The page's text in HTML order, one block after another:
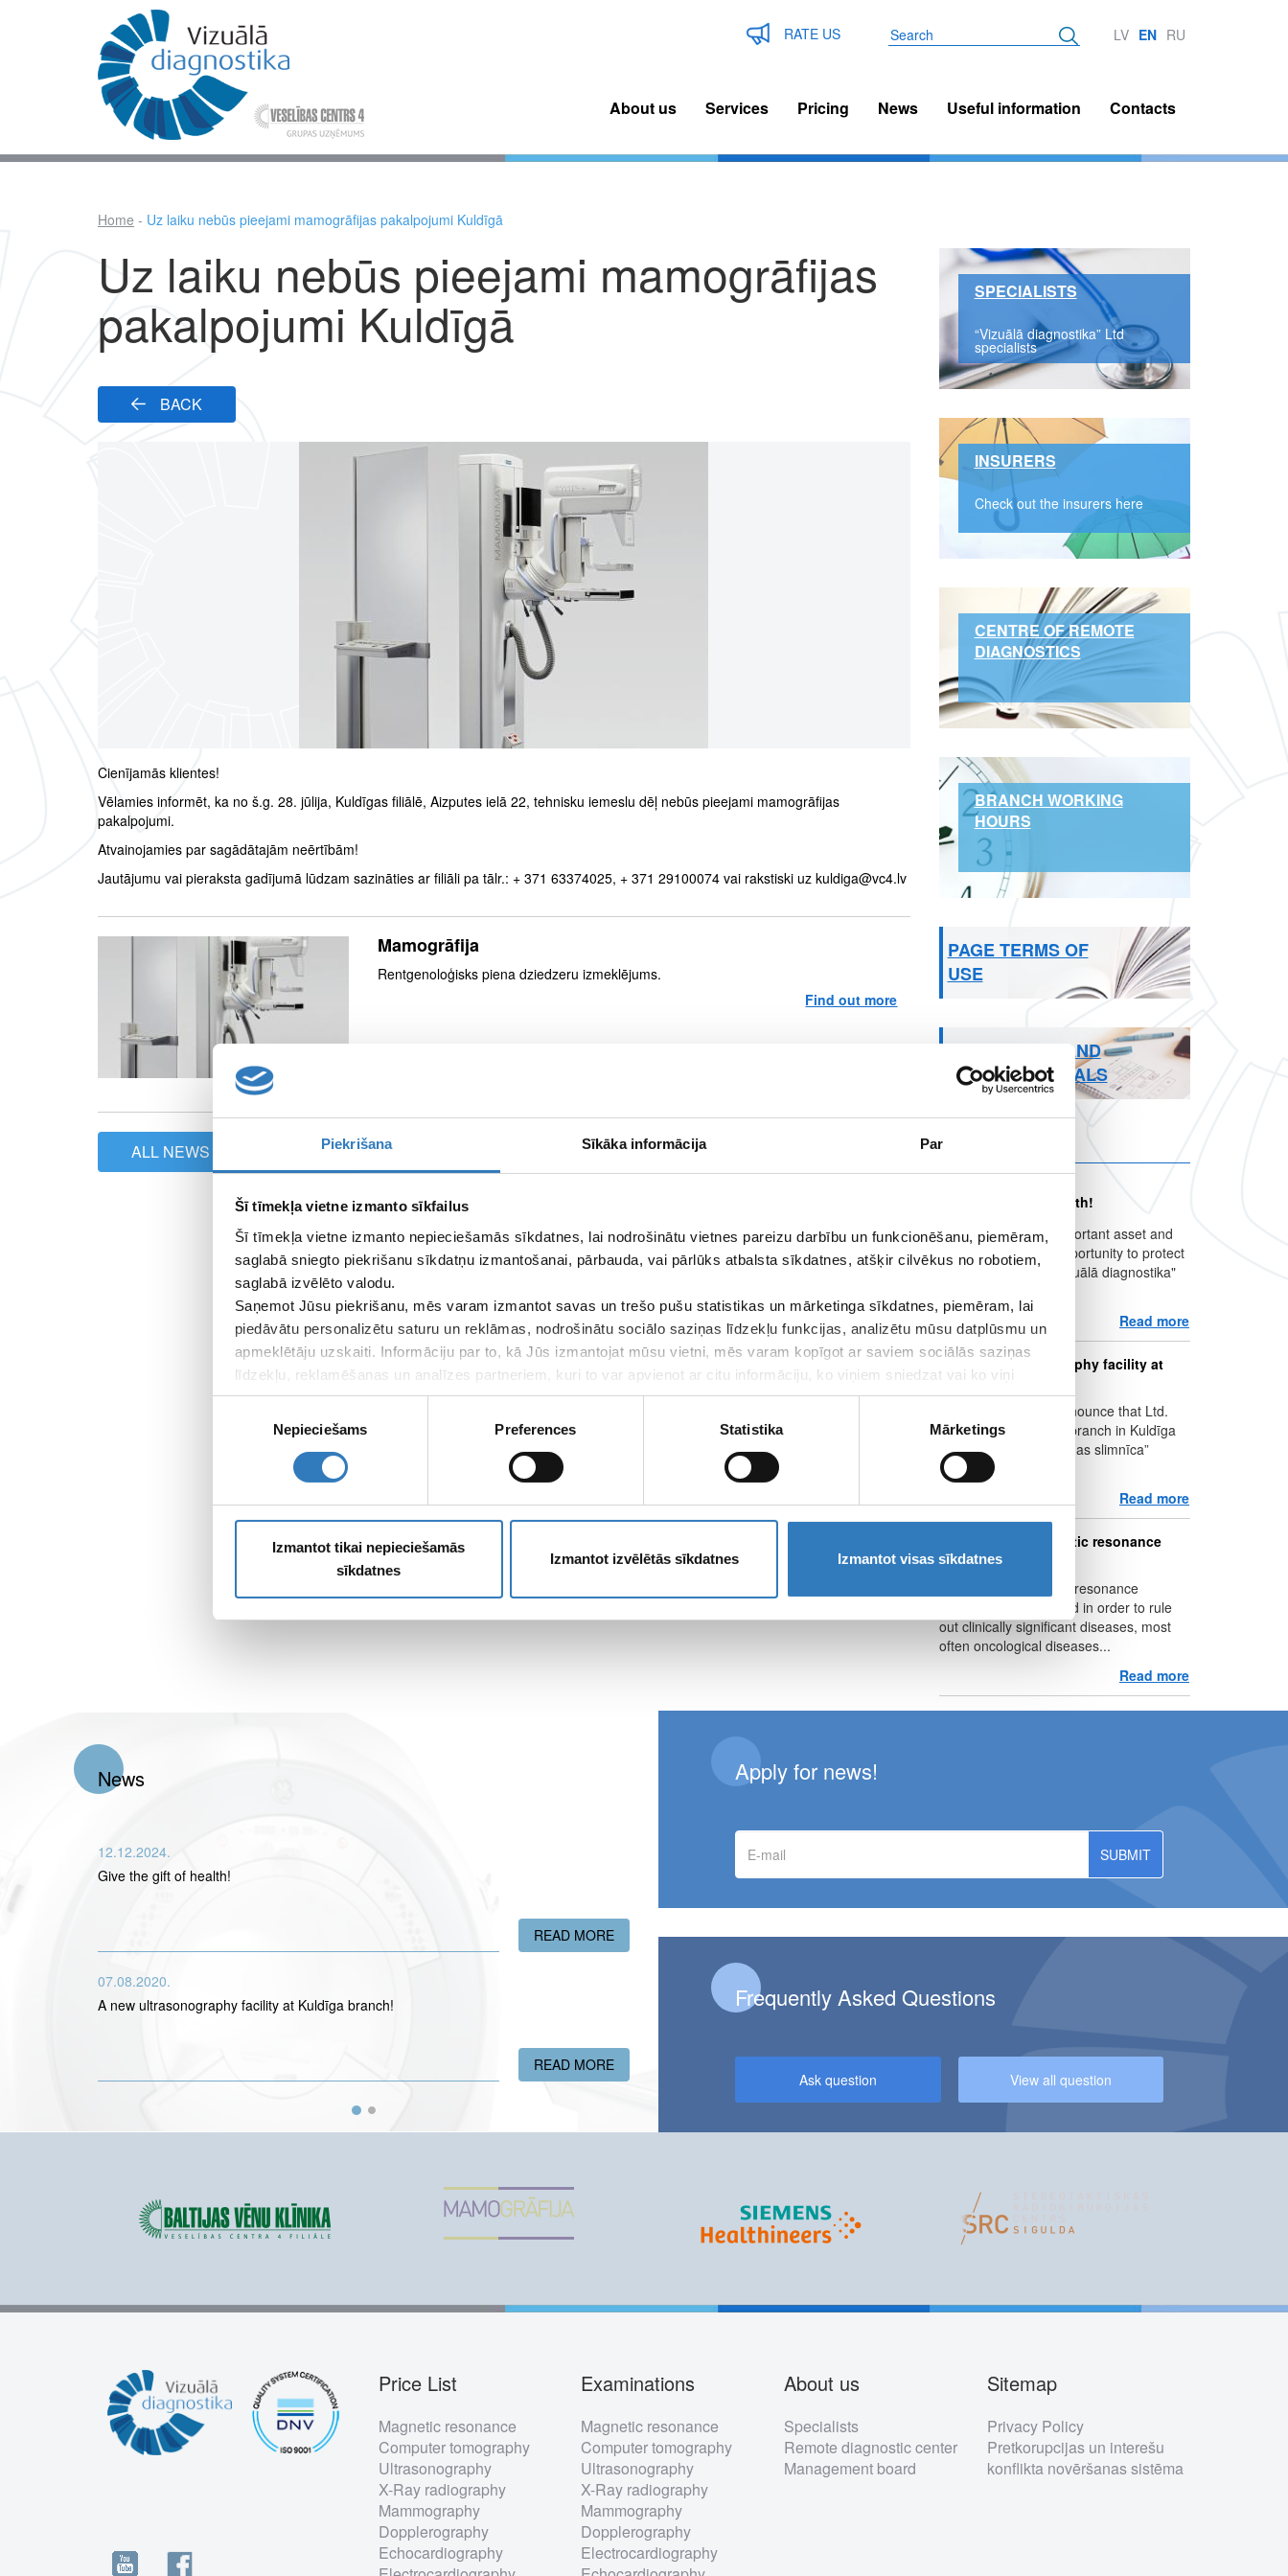
Piekrišana Sīkāka informācija Par
Šī tīmekļa vietne izmanto sīkfailus
Šī tīmekļa vietne izmanto nepieciešamās sīkdatnes, lai nodrošinātu vietnes pareizu darbību un funkcionēšanu, piemēram,
saglabā sniegto piekrišanu sīkdatņu izmantošanai, pārbauda, vai pārlūks atbalsta sīkdatnes, atšķir cilvēkus no robotiem,
saglabā izvēlēto valodu.
Saņemot Jūsu piekrišanu, mēs varam izmantot savas un trešo pušu statistikas un mārketinga sīkdatnes, piemēram, lai
piedāvātu personalizētu saturu un reklāmas, nodrošinātu sociālo saziņas līdzekļu funkcijas, analizētu mūsu datplūsmu un
apmeklētāju uzskaiti. Informāciju par to, kā Jūs izmantojat mūsu vietni, mēs varam kopīgot ar saviem sociālās saziņas
līdzekļu, reklamēšanas un analīzes partneriem, kuri to var apvienot ar citu informāciju, ko viņiem sniedzat vai ko viņi
apkopo, kad lietojat viņu pakalpojumus.
Nepieciešams Preferences Statistika Mārketings
Izmantot tikai nepieciešamās
sīkdatnes
Izmantot izvēlētās sīkdatnes Izmantot visas sīkdatnes
LV EN RU
Search
RATE US
navigation
About us Services Pricing News Useful information Contacts
Home Uz laiku nebūs pieejami mamogrāfijas pakalpojumi Kuldīgā
Uz laiku nebūs pieejami mamogrāfijas
pakalpojumi Kuldīgā
BACK
Cienījamās klientes!
Vēlamies informēt, ka no š.g. 28. jūlija, Kuldīgas filiālē, Aizputes ielā 22, tehnisku iemeslu dēļ nebūs pieejami mamogrāfijas
pakalpojumi.
Atvainojamies par sagādātajām neērtībām!
Jautājumu vai pieraksta gadījumā lūdzam sazināties ar filiāli pa tālr.: + 371 63374025, + 371 29100074 vai rakstiski uz kuldiga@vc4.lv
Mamogrāfija
Rentgenoloģisks piena dziedzeru izmeklējums.
Find out more about Mamogrāfija
ALL NEWS
Facebook Twitter Pinterest Print
SPECIALISTS
“Vizuālā diagnostika” Ltd
specialists
INSURERS
Check out the insurers here
CENTRE OF REMOTE
DIAGNOSTICS
BRANCH WORKING
HOURS
PAGE TERMS OF
USE
PROPERTIES AND
MEDIA MATERIALS
Other news
Give the gift of health!
Health is the most important asset and
each of us has the opportunity to protect
it! The gift card of "Vizuālā diagnostika"
Read more
A new ultrasonography facility at
Kuldīga branch!
We are pleased to announce that Ltd.
“Vizuālā diagnostika” branch in Kuldīga
(located in Ltd. “Kuldīgas slimnīca”
premises) has a new...
Read more
Whole body magnetic resonance
screening
Whole body magnetic resonance
screening is performed in order to rule
out clinically significant diseases, most
often oncological diseases...
Read more
News
12.12.2024.
Give the gift of health!
READ MORE ABOUT GIVE THE GIFT OF HEALTH!
07.08.2020.
A new ultrasonography facility at Kuldīga branch!
READ MORE ABOUT A NEW ULTRASONOGRAPHY FACILITY AT KULDĪGA BRANCH!
Apply for news!
mail
Frequently Asked Questions
Ask question View all question
Footer
menu
Price List
Magnetic resonance
Computer tomography
Ultrasonography
X-Ray radiography
Mammography
Dopplerography
Echocardiography
Examinations
Magnetic resonance
Computer tomography
Ultrasonography
X-Ray radiography
Mammography
Dopplerography
Electrocardiography
About us
Specialists
Remote diagnostic center
Management board
Sitemap
Privacy Policy
Pretkorupcijas un interešu
konflikta novēršanas sistēma